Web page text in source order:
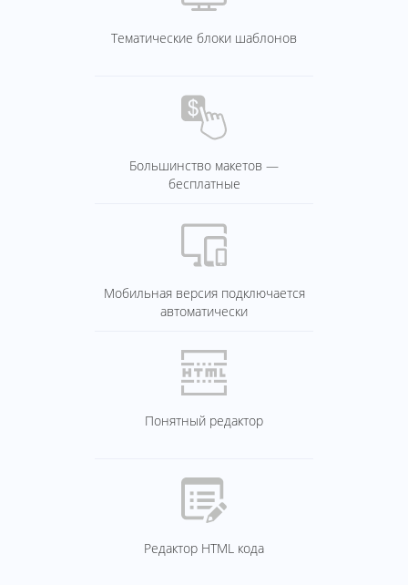
Тематические блоки шаблонов
Большинство макетов —
бесплатные
Мобильная версия подключается
автоматически
Понятный редактор
Редактор HTML кода